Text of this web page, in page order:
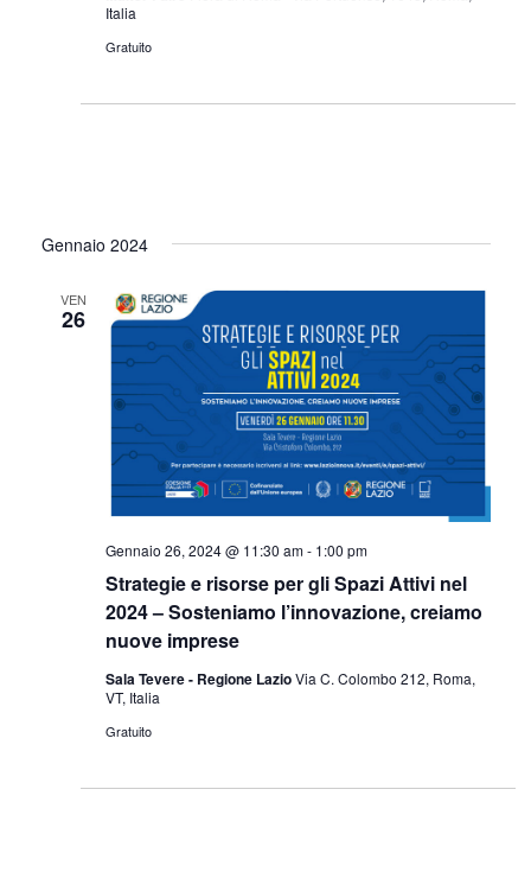
Italia
Gratuito
Gennaio 2024
VEN
26
Strategie e risorse per gli Spazi Attivi nel
2024 – Sosteniamo l’innovazione, creiamo
nuove imprese
Gennaio 26, 2024 @ 11:30 am- 1:00 pm
Sala Tevere - Regione LazioVia C. Colombo 212, Roma,
VT, Italia
Gratuito